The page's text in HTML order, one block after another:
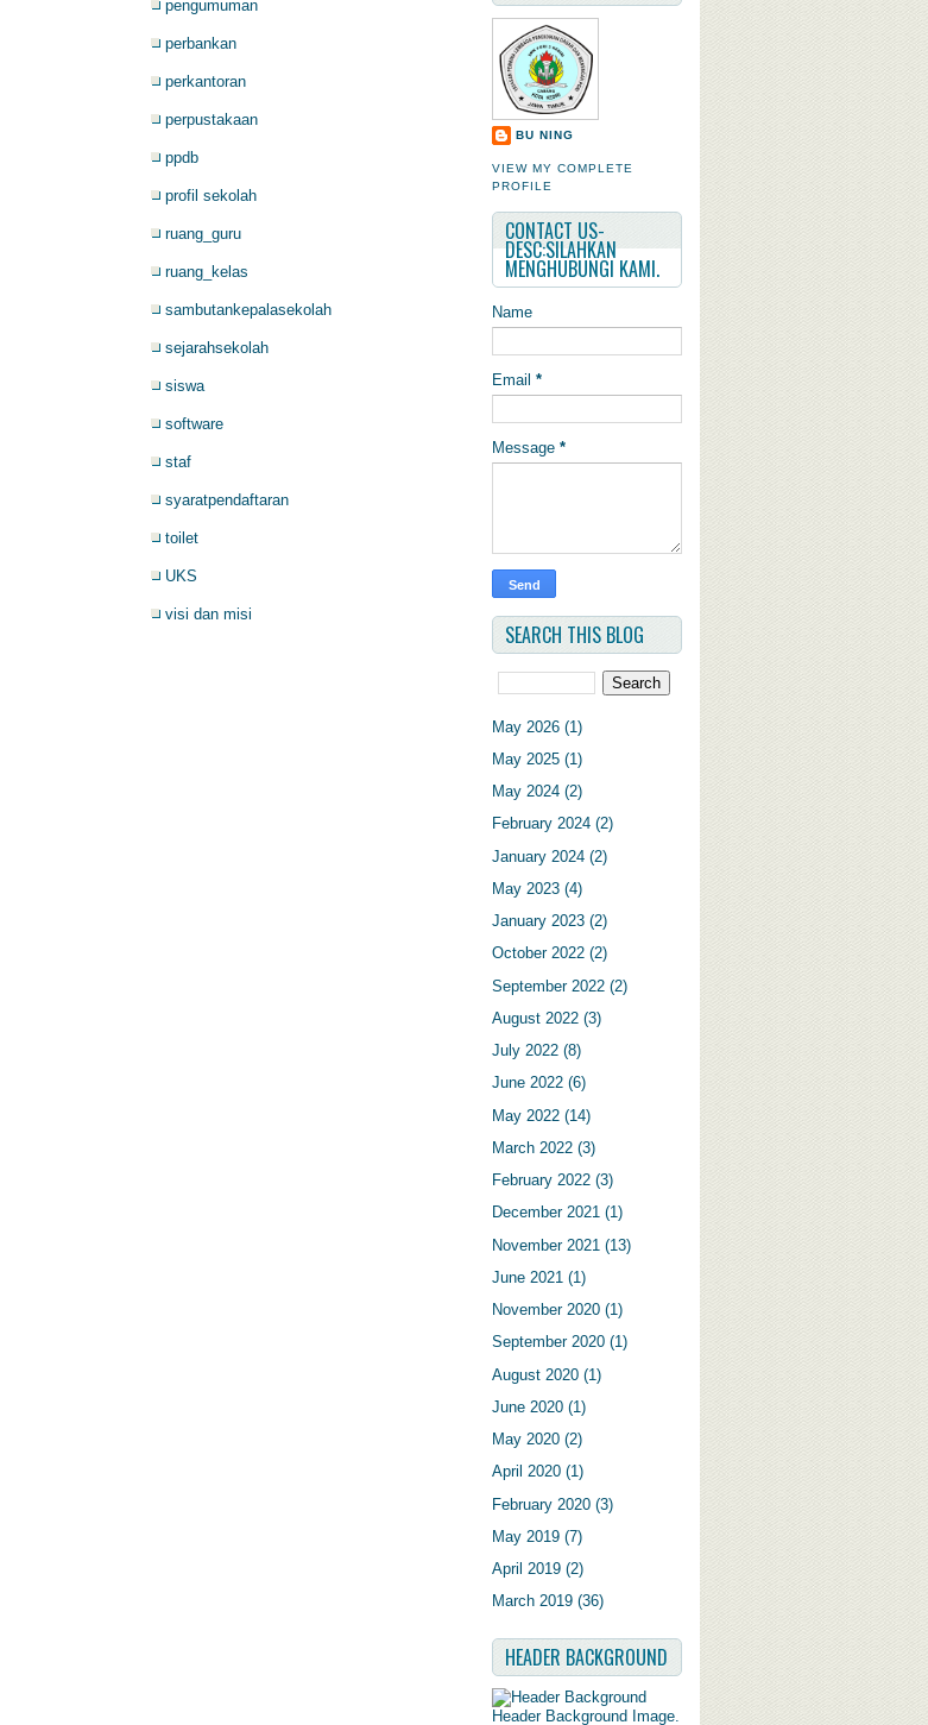
pengumuman
perbankan
perkantoran
perpustakaan
ppdb
profil sekolah
ruang_guru
ruang_kelas
sambutankepalasekolah
sejarahsekolah
siswa
software
staf
syaratpendaftaran
toilet
UKS
visi dan misi
BU NING
VIEW MY COMPLETE
PROFILE
CONTACT US-
DESC:SILAHKAN
MENGHUBUNGI KAMI.
Name
Email *
Message *
SEARCH THIS BLOG
May 2026 (1)
May 2025 (1)
May 2024 (2)
February 2024 (2)
January 2024 (2)
May 2023 (4)
January 2023 (2)
October 2022 (2)
September 2022 (2)
August 2022 (3)
July 2022 (8)
June 2022 (6)
May 2022 (14)
March 2022 (3)
February 2022 (3)
December 2021 (1)
November 2021 (13)
June 2021 (1)
November 2020 (1)
September 2020 (1)
August 2020 (1)
June 2020 (1)
May 2020 (2)
April 2020 (1)
February 2020 (3)
May 2019 (7)
April 2019 (2)
March 2019 (36)
HEADER BACKGROUND
Header Background Image.